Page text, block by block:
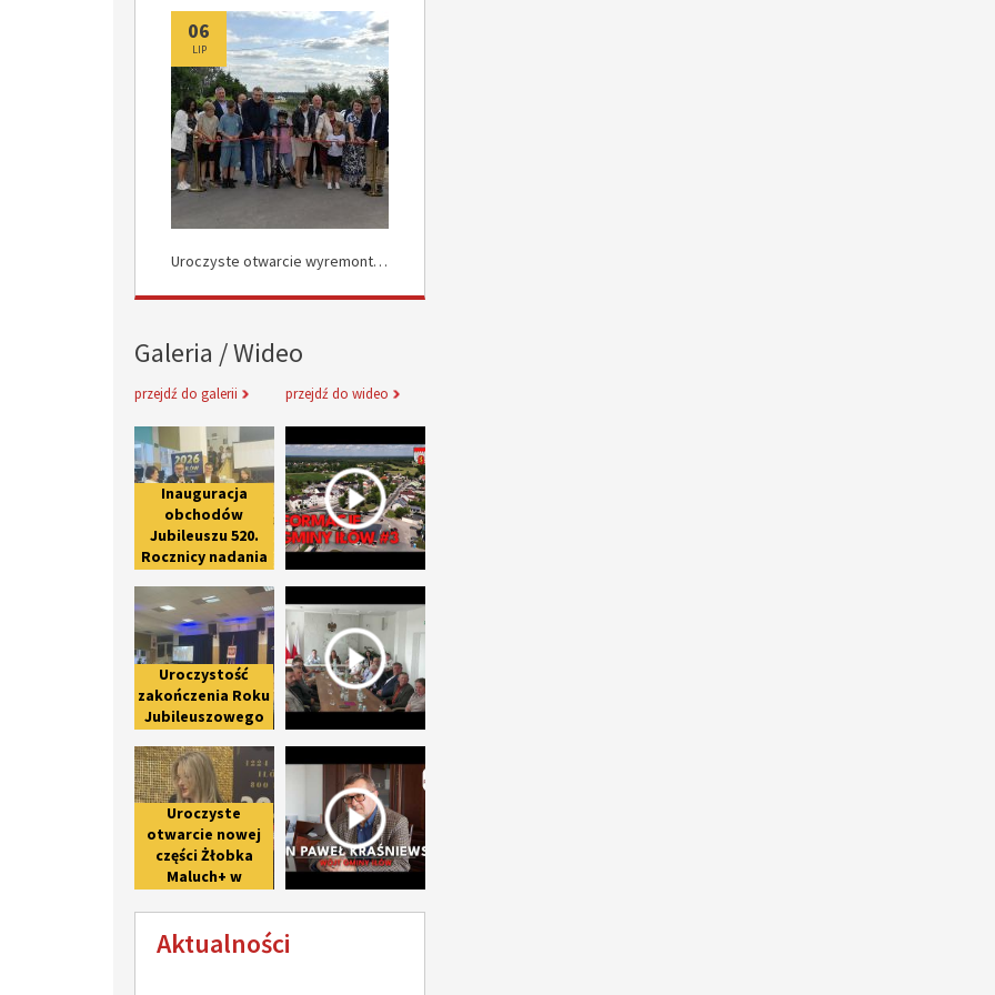
06
LIP
Uroczyste otwarcie wyremontowanych dróg w Załuskowie
Galeria / Wideo
przejdź do galerii przejdź do wideo
Inauguracja obchodów Jubileuszu 520. Rocznicy nadania praw miejskich Iłowowi - fotorelacja
Inauguracja
obchodów
Jubileuszu 520.
Rocznicy nadania
Iłowowi -
fotorelacja
Uroczystość zakończenia Roku Jubileuszowego upamiętniającego 800-lecie pierwszej wzmianki o Iłowie
Uroczystość
zakończenia Roku
Jubileuszowego
800-lecie pierwszej
wzmianki o Iłowie
Uroczyste
otwarcie nowej
części Żłobka
Maluch+ w
etapie
modernizacji
Aktualności